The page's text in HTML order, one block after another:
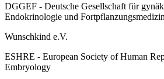
DGGEF - Deutsche Gesellschaft für
Endokrinologie und
Wunschkind e.V.
ESHRE - European Society of Human
Embryology